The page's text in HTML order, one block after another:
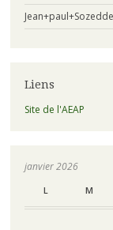
Jean+paul+Sozedde
Liens
Site de l'AEAP
janvier 2026
L M